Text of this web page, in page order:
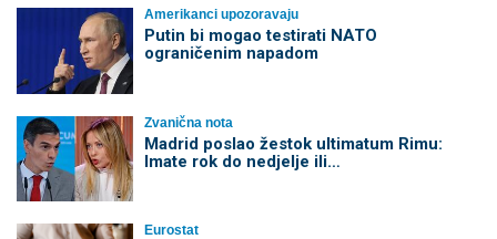
Amerikanci upozoravaju
Putin bi mogao testirati NATO
ograničenim napadom
Zvanična nota
Madrid poslao žestok ultimatum Rimu:
Imate rok do nedjelje ili…
Eurostat